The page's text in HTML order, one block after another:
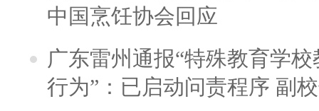
中国烹饪协会回应
广东雷州通报“特殊教育学
行为”：已启动问责程序 副